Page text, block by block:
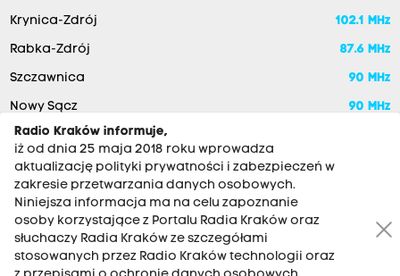
Krynica-Zdrój 102.1 MHz
Rabka-Zdrój 87.6 MHz
Szczawnica 90 MHz
Nowy Sącz 90 MHz
RADIO KRAKÓW SA. Aleja Juliusza Słowackiego 22, 30-007
Radio Kraków informuje,
iż od dnia 25 maja 2018 roku wprowadza
aktualizację polityki prywatności i zabezpieczeń w
zakresie przetwarzania danych osobowych.
Niniejsza informacja ma na celu zapoznanie
osoby korzystające z Portalu Radia Kraków oraz
słuchaczy Radia Kraków ze szczegółami
stosowanych przez Radio Kraków technologii oraz